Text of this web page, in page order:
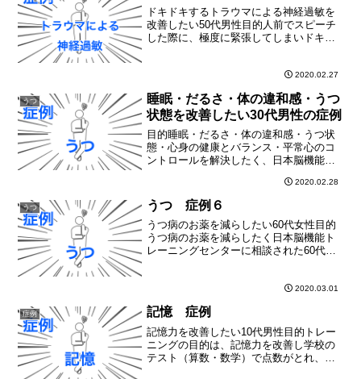
ドキドキするトラウマによる神経過敏を
改善したい50代男性目的人前でスピーチ
した際に、極度に緊張してしまいドキド
ドキしてしまう問題を解決したく、日本
2020.02.27
うつ
睡眠・だるさ・体の違和感・うつ
状態を改善したい30代男性の症例
目的睡眠・だるさ・体の違和感・うつ状
態・心身の健康とバランス・平常心のコ
ントロールを解決したく、日本脳機能ト
症例です。状態寝付けない寝ても疲れが
残る眠りすぎることがある夜中に何度も
目が覚める死や自殺につ...
2020.02.28
うつ うつ 症例６
うつ病のお薬を減らしたい60代女性目的
うつ病のお薬を減らしたく日本脳機能ト
レーニングセンターに相談された60代女
事をしにくくなるのが嫌だから、うつ病
の薬を飲んでいるのを...
2020.03.01
症例 記憶 症例
記憶力を改善したい10代男性目的トレー
ニングの目的は、記憶力を改善し学校の
テスト（算数・数学）で点数がとれ、成